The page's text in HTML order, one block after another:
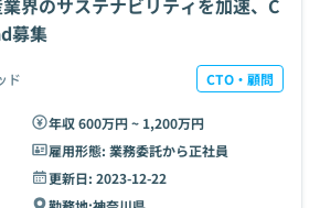
界のサステナビリティを加速、C
募集
ド CTO・顧問
年収 600万円 ~ 1,200万円
雇用形態: 業務委託から正社員
更新日: 2023-12-22